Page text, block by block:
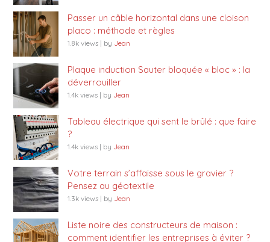
Passer un câble horizontal dans une cloison
placo : méthode et règles
1.8k views | by Jean
Plaque induction Sauter bloquée « bloc » : la
déverrouiller
1.4k views | by Jean
Tableau électrique qui sent le brûlé : que faire
?
1.4k views | by Jean
Votre terrain s’affaisse sous le gravier ?
Pensez au géotextile
1.3k views | by Jean
Liste noire des constructeurs de maison :
comment identifier les entreprises à éviter ?